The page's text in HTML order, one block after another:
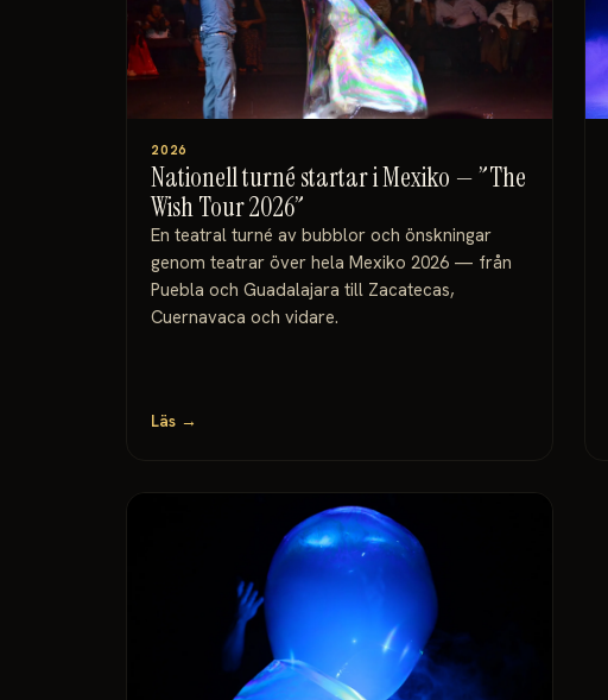
2026
Nationell turné startar i Mexiko — ”The
Wish Tour 2026”
En teatral turné av bubblor och önskningar
genom teatrar över hela Mexiko 2026 — från
Puebla och Guadalajara till Zacatecas,
Cuernavaca och vidare.
Läs →